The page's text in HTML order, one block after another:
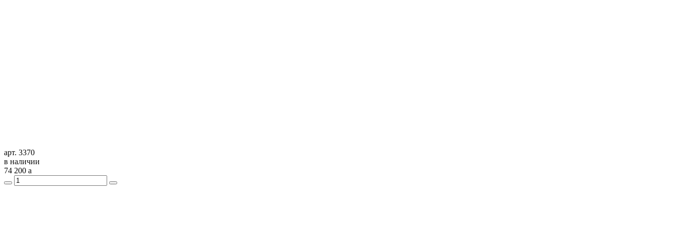
арт. 3370
в наличии
74 200 a